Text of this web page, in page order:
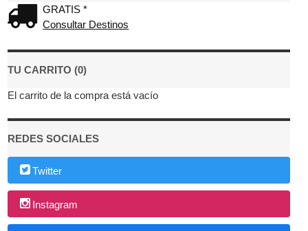
GRATIS *
Consultar Destinos
TU CARRITO (0)
El carrito de la compra está vacío
REDES SOCIALES
Twitter
Instagram